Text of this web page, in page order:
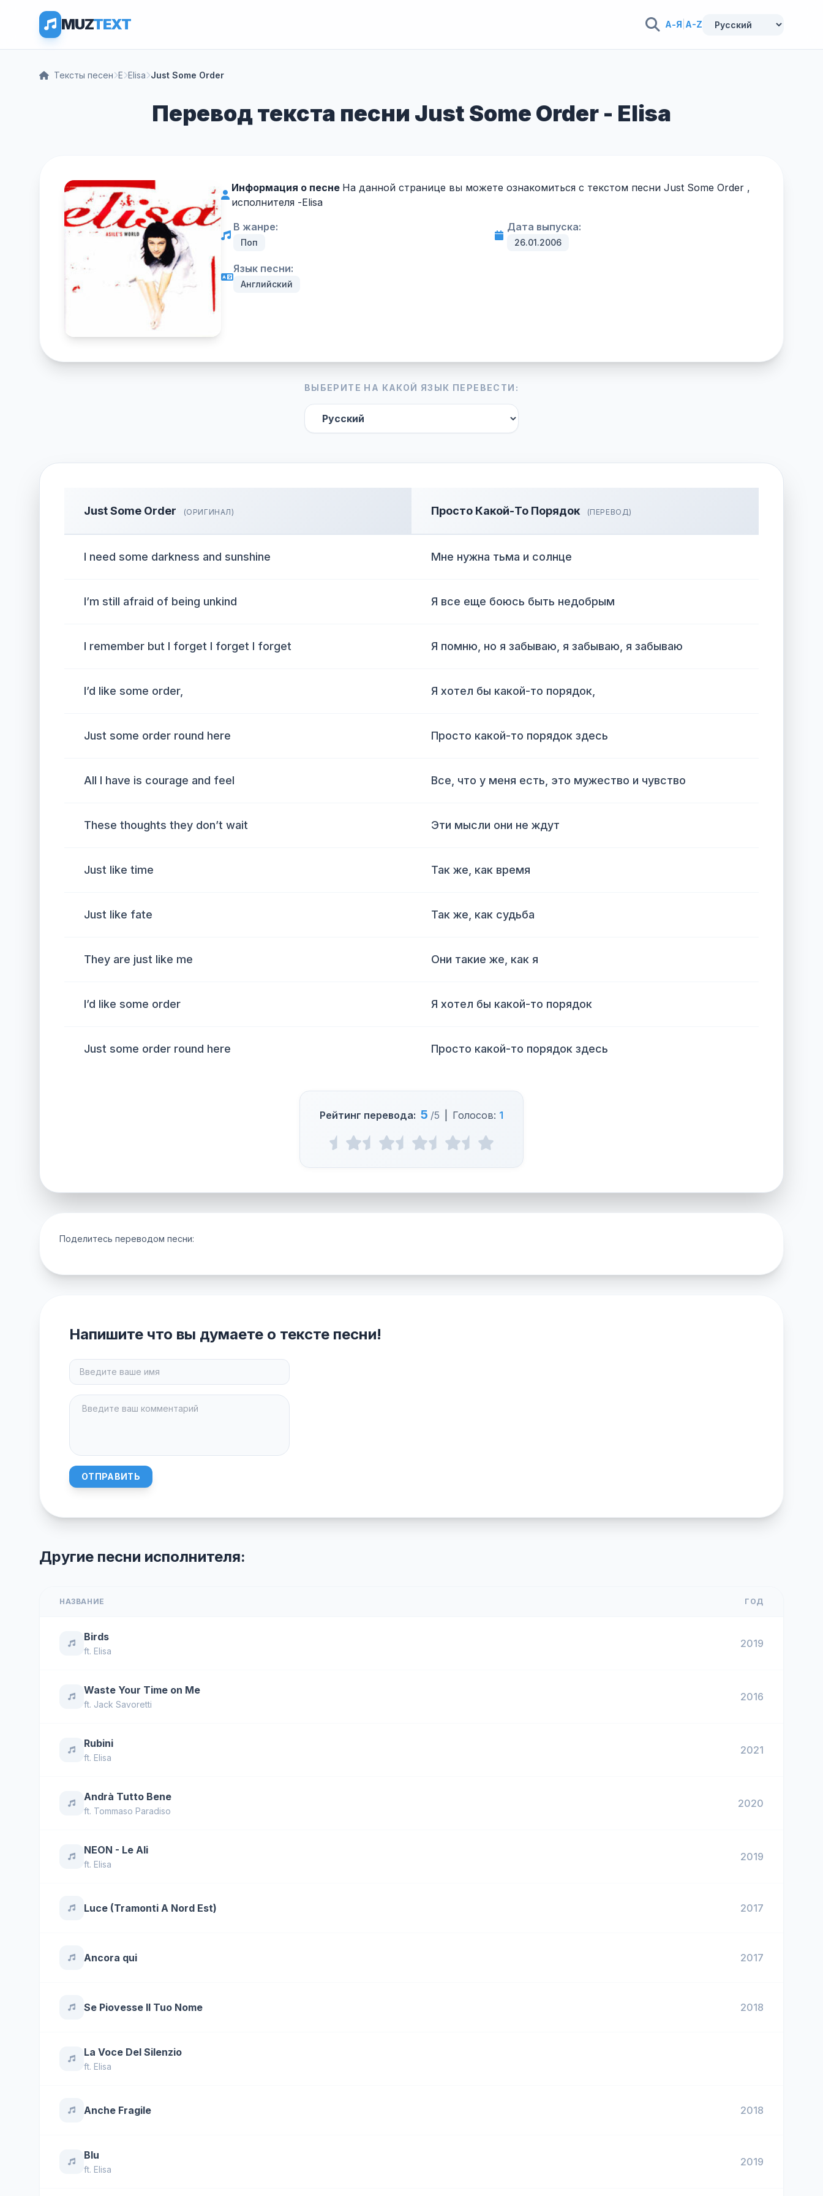
MUZTEXT А-Я A-Z
Тексты песен E Elisa Just Some Order
Перевод текста песни Just Some Order - Elisa
Информация о песне На данной странице вы можете ознакомиться с текстом песни Just Some Order ,
исполнителя -Elisa
В жанре:
Поп
Дата выпуска:
26.01.2006
Язык песни:
Английский
ВЫБЕРИТЕ НА КАКОЙ ЯЗЫК ПЕРЕВЕСТИ:
Just Some Order (ОРИГИНАЛ) Просто Какой-То Порядок (ПЕРЕВОД)
I need some darkness and sunshine Мне нужна тьма и солнце
I’m still afraid of being unkind Я все еще боюсь быть недобрым
I remember but I forget I forget I forget Я помню, но я забываю, я забываю, я забываю
I’d like some order, Я хотел бы какой-то порядок,
Just some order round here Просто какой-то порядок здесь
All I have is courage and feel Все, что у меня есть, это мужество и чувство
These thoughts they don’t wait Эти мысли они не ждут
Just like time Так же, как время
Just like fate Так же, как судьба
They are just like me Они такие же, как я
I’d like some order Я хотел бы какой-то порядок
Just some order round here Просто какой-то порядок здесь
Рейтинг перевода: 5 /5 Голосов: 1
Поделитесь переводом песни:
Напишите что вы думаете о тексте песни!
ОТПРАВИТЬ
Другие песни исполнителя:
НАЗВАНИЕ ГОД
Birds
ft. Elisa
2019
Waste Your Time on Me
ft. Jack Savoretti
2016
Rubini
ft. Elisa
2021
Andrà Tutto Bene
ft. Tommaso Paradiso
2020
NEON - Le Ali
ft. Elisa
2019
Luce (Tramonti A Nord Est) 2017
Ancora qui 2017
Se Piovesse Il Tuo Nome 2018
La Voce Del Silenzio
ft. Elisa
Anche Fragile 2018
Blu
ft. Elisa
2019